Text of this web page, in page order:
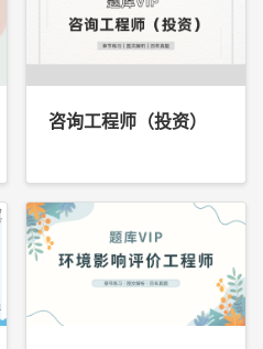
咨询工程师（投资）